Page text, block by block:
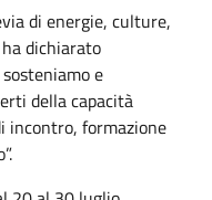
di energie, culture,
dichiarato
e
della capacità
incontro, formazione